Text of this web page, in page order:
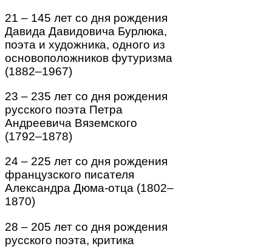
21 – 145 лет со дня рождения
Давида Давидовича Бурлюка,
поэта и художника, одного из
основоположников футуризма
(1882–1967)
23 – 235 лет со дня рождения
русского поэта Петра
Андреевича Вяземского
(1792–1878)
24 – 225 лет со дня рождения
французского писателя
Александра Дюма-отца (1802–
1870)
28 – 205 лет со дня рождения
русского поэта, критика